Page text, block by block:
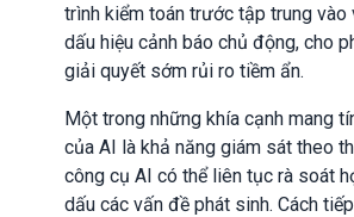
trình kiểm toán trước tập trung vào
dấu hiệu cảnh báo chủ động, cho
giải quyết sớm rủi ro tiềm ẩn.
Một trong những khía cạnh mang
của AI là khả năng giám sát theo
công cụ AI có thể liên tục rà soát
dấu các vấn đề phát sinh. Cách